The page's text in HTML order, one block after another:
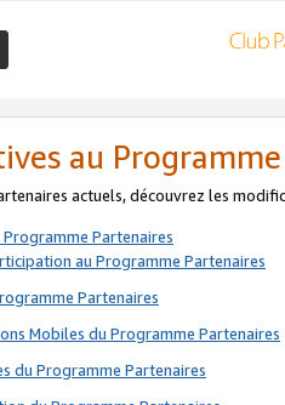
au
actuels, découvrez les
Partenaires
au Programme Partenaires
Partenaires
Mobiles du Programme Partenaires
du Programme Partenaires